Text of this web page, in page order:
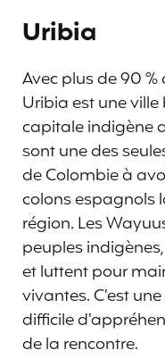
Uribia
Avec plus de 90
Uribia est une ville
capitale indigène
sont une des
de Colombie à
colons espagnols
région. Les
peuples
et luttent pour
vivantes. C’est
difficile
de la rencontre.